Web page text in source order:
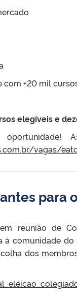
com +20 mil
elegíveis e
vagas/
para
reunião de
comunidade do
dos